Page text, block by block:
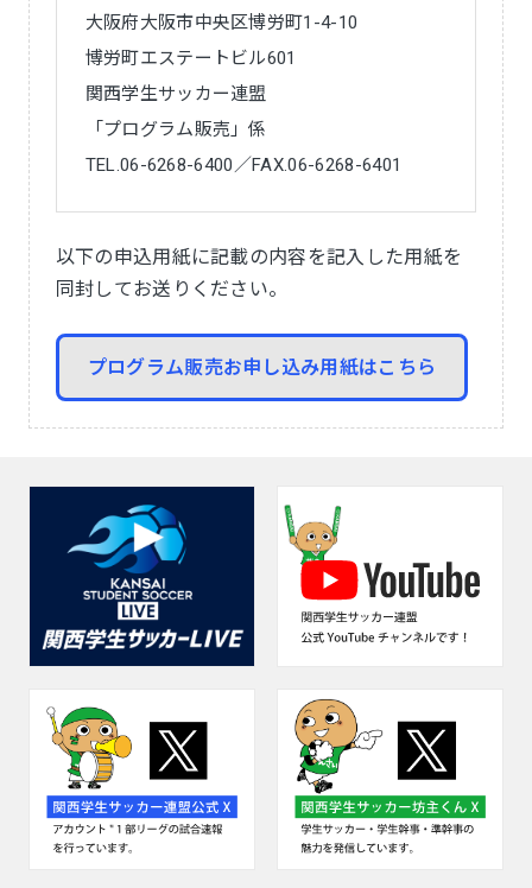
大阪府大阪市中央区博労町1-4-10
博労町エステートビル601
関西学生サッカー連盟
「プログラム販売」係
TEL.06-6268-6400／FAX.06-6268-6401
以下の申込用紙に記載の内容を記入した用紙を
同封してお送りください。
プログラム販売お申し込み用紙はこちら